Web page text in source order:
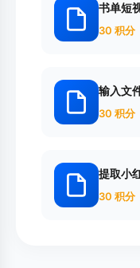
书单短
30 积分
输入文
30 积分
提取小
容
30 积分